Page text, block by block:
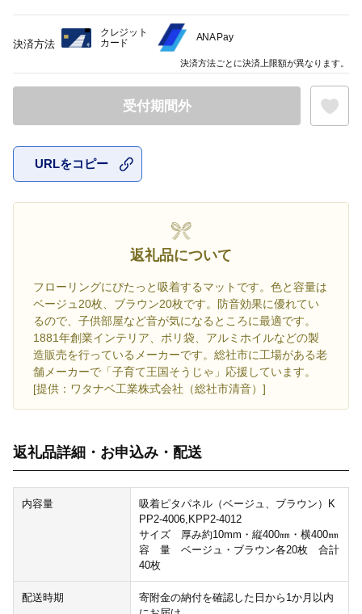
受付期間外
URLをコピー
返礼品について
フローリングにぴたっと吸着するマットです。色と容量は
ベージュ20枚、ブラウン20枚です。防音効果に優れてい
るので、子供部屋など音が気になるところに最適です。
1881年創業インテリア、ポリ袋、アルミホイルなどの製
造販売を行っているメーカーです。総社市に工場がある老
舗メーカーで「子育て王国そうじゃ」応援しています。
[提供：ワタナベ工業株式会社（総社市清音）]
返礼品詳細・お申込み・配送
内容量
吸着ピタパネル（ベージュ、ブラウン）K
PP2-4006,KPP2-4012
サイズ 厚み約10mm・縦400㎜・横400㎜
容 量 ベージュ・ブラウン各20枚 合計
40枚
配送時期
寄附金の納付を確認した日から1か月以内
決済方法
クレジット
カード
ANA Pay
決済方法ごとに決済上限額が異なります。